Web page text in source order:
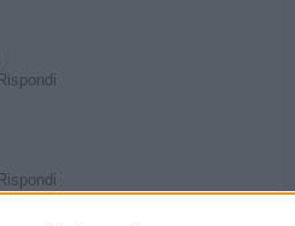
Rispondi
Rispondi